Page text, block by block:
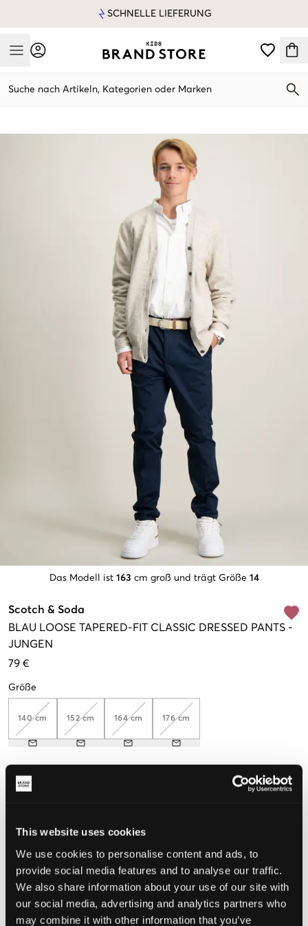
This website uses cookies
We use cookies to personalise content and ads, to
provide social media features and to analyse our traffic.
We also share information about your use of our site with
our social media, advertising and analytics partners who
may combine it with other information that you’ve
SCHNELLE LIEFERUNG
Mobile Menu
Suche nach Artikeln, Kategorien oder Marken
Das Modell ist 163 cm groß und trägt Größe 14
Scotch & Soda
BLAU LOOSE TAPERED-FIT CLASSIC DRESSED PANTS -
JUNGEN
79 €
Größe
140 cm 152 cm 164 cm 176 cm
Wahrgenommene Größe
GRÖSSENBERATER
WÄHLEN SIE EINE GRÖSSE